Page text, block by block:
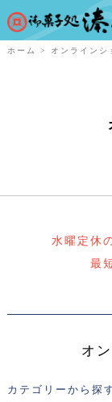
ホーム > オンラインシ
水曜定休
最
オ
カテゴリーから探